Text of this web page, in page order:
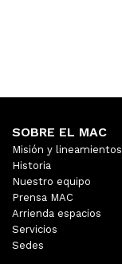
SOBRE EL MAC
Misión y lineamientos
Historia
Nuestro equipo
Prensa MAC
Arrienda espacios
Servicios
Sedes